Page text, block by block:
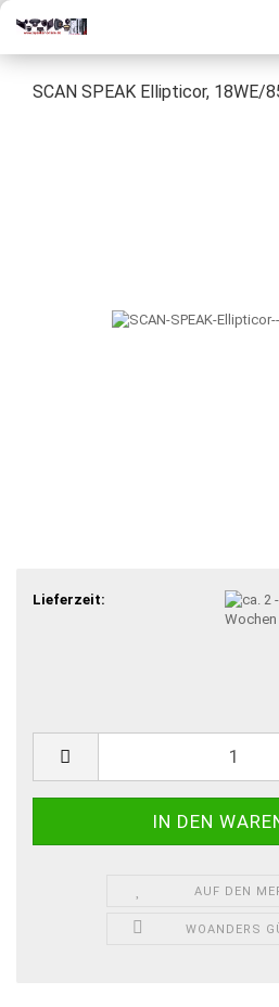
SCAN SPEAK Ellipticor, 18WE/
Lieferzeit:
Wochen
AUF DEN
WOANDERS